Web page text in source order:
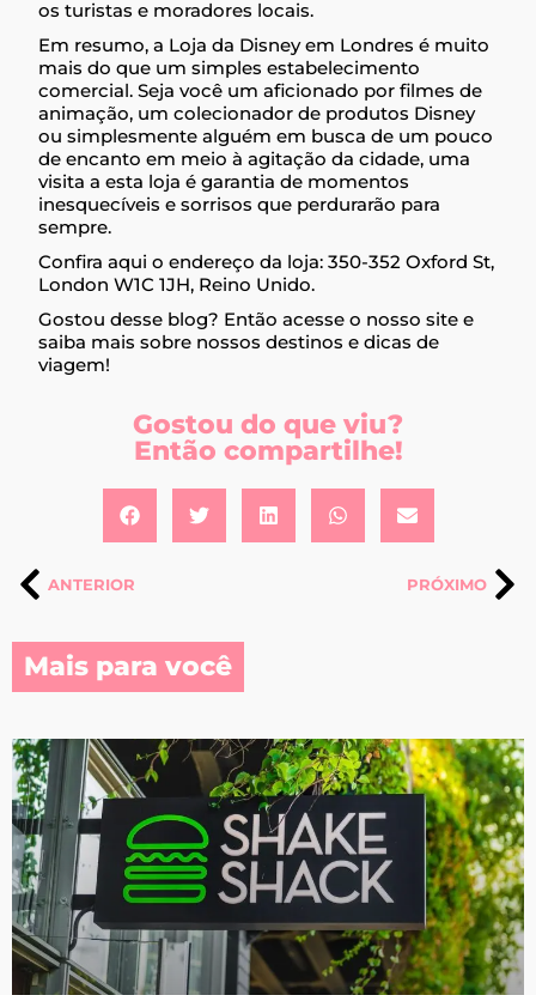
os turistas e moradores locais.
Em resumo, a Loja da Disney em Londres é muito
mais do que um simples estabelecimento
comercial. Seja você um aficionado por filmes de
animação, um colecionador de produtos Disney
ou simplesmente alguém em busca de um pouco
de encanto em meio à agitação da cidade, uma
visita a esta loja é garantia de momentos
inesquecíveis e sorrisos que perdurarão para
sempre.
Confira aqui o endereço da loja: 350-352 Oxford St,
London W1C 1JH, Reino Unido.
Gostou desse blog? Então acesse o nosso site e
saiba mais sobre nossos destinos e dicas de
viagem!
Gostou do que viu?
Então compartilhe!
ANTERIOR PRÓXIMO
Mais para você